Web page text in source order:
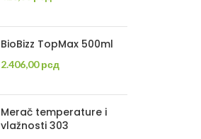
BioBizz TopMax 500ml
2.406,00рсд
Merač temperature i
vlažnosti 303